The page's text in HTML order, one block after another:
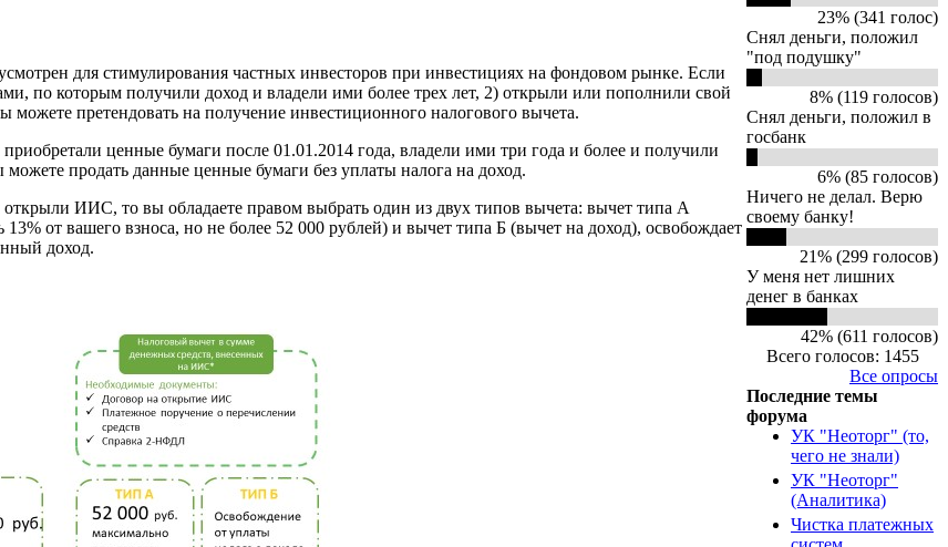
для стимулирования частных инвесторов при инвестициях на фондовом рынке. Если
по которым получили доход и владели ими более трех лет, 2) открыли или пополнили свой
претендовать на получение инвестиционного налогового вычета.
ценные бумаги после 01.01.2014 года, владели ими три года и более и получили
продать данные ценные бумаги без уплаты налога на доход.
ИИС, то вы обладаете правом выбрать один из двух типов вычета: вычет типа А
от вашего взноса, но не более 52 000 рублей) и вычет типа Б (вычет на доход), освобождает
доход.
23% (341 голос)
Снял деньги, положил
"под подушку"
8% (119 голосов)
Снял деньги, положил в
госбанк
6% (85 голосов)
Ничего не делал. Верю
своему банку!
21% (299 голосов)
У меня нет лишних
денег в банках
42% (611 голосов)
Всего голосов: 1455
Все опросы
Последние темы
форума
УК "Неоторг" (то,
чего не знали)
УК "Неоторг"
(Аналитика)
Чистка платежных